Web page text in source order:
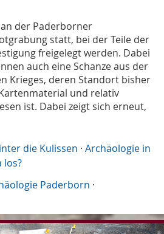
der Paderborner
statt, bei der Teile der
freigelegt werden. Dabei
auch eine Schanze aus der
Krieges, deren Standort bisher
und relativ
ist. Dabei zeigt sich erneut,
die Kulissen · Archäologie in
los?
Paderborn ·